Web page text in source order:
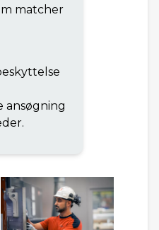
matcher
ansøgning